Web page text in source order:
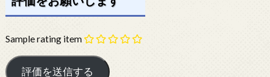
Sample rating item